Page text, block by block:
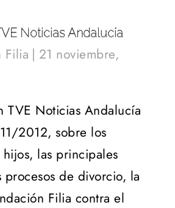
Noticias Andalucía
Filia | 21 noviembre,
TVE Noticias Andalucía
2012, sobre los
las principales
procesos de divorcio, la
Filia contra el